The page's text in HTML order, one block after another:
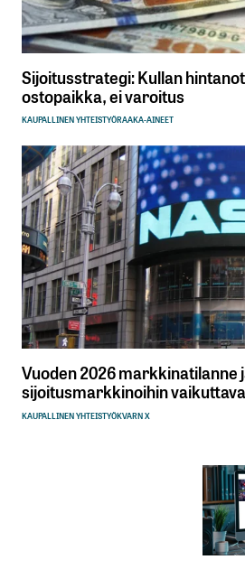
Sijoitusstrategi: Kullan
ostopaikka, ei varoitus
KAUPALLINEN YHTEISTYÖRAAKA-AINEET
Vuoden 2026 markkinatilanne
sijoitusmarkkinoihin
KAUPALLINEN YHTEISTYÖKVARN X